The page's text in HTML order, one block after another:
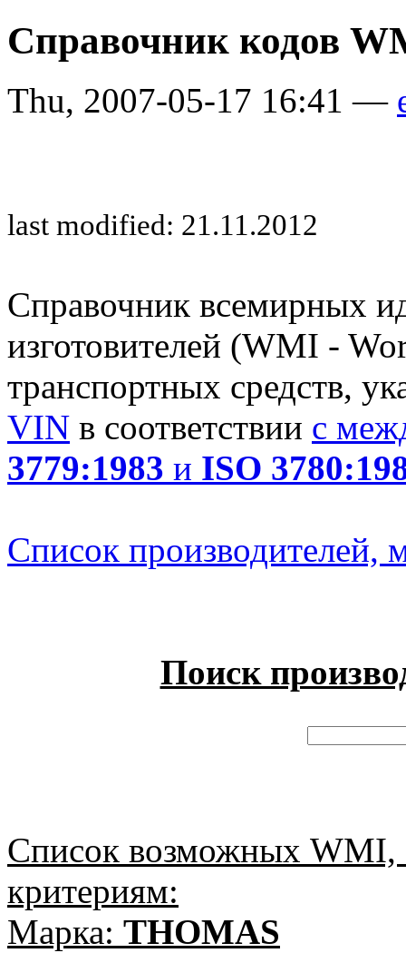
Справочник кодов
Thu, 2007-05-17 16:41 —
last modified: 21.11.2012
Справочник всемирных
изготовителей (WMI -
транспортных средств,
VIN в соответствии с
3779:1983 и ISO
Список производителей,
Поиск
Список возможных
критериям:
Марка: THOMAS